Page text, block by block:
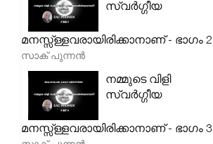
സ്വർഗ്ഗീയ
മനസ്സ്ള്ളവരായിരിക്കാനാണ് - ഭാഗം 2
സാക് പുന്നൻ
നമ്മുടെ വിളി
സ്വർഗ്ഗീയ
മനസ്സ്ള്ളവരായിരിക്കാനാണ് - ഭാഗം 3